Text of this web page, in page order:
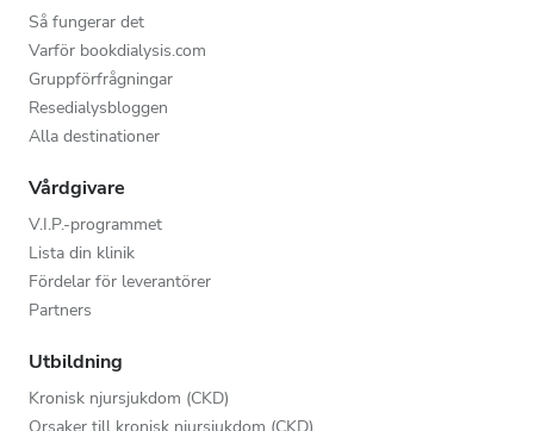
Så fungerar det
Varför bookdialysis.com
Gruppförfrågningar
Resedialysbloggen
Alla destinationer
Vårdgivare
V.I.P.-programmet
Lista din klinik
Fördelar för leverantörer
Partners
Utbildning
Kronisk njursjukdom (CKD)